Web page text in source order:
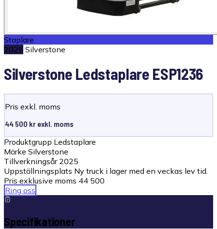
Staplare
2025 Silverstone
Silverstone Ledstaplare ESP1236
Pris exkl. moms
44 500 kr exkl. moms
Produktgrupp Ledstaplare
Märke Silverstone
Tillverkningsår 2025
Uppställningsplats Ny truck i lager med en veckas lev tid.
Pris exklusive moms 44 500
Ring oss
Specifikationer